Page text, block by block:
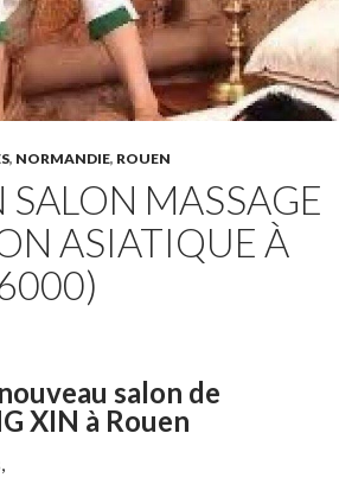
, NORMANDIE, ROUEN
MASSAGE
ASIATIQUE À
salon de
XIN à Rouen